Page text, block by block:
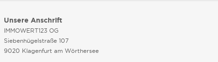
Unsere Anschrift
IMMOWERT123 OG
Siebenhügelstraße 107
9020 Klagenfurt am Wörthersee